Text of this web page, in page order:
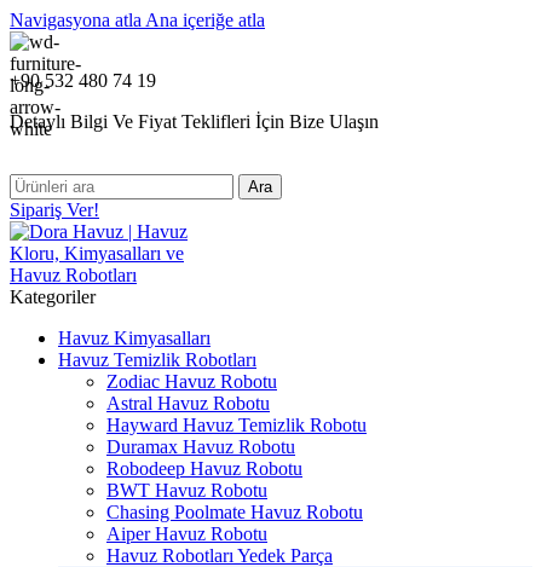
Navigasyona atla Ana içeriğe atla
+90 532 480 74 19
Detaylı Bilgi Ve Fiyat Teklifleri İçin Bize Ulaşın
Ara
Sipariş Ver!
Kategoriler
Havuz Kimyasalları
Havuz Temizlik Robotları
Zodiac Havuz Robotu
Astral Havuz Robotu
Hayward Havuz Temizlik Robotu
Duramax Havuz Robotu
Robodeep Havuz Robotu
BWT Havuz Robotu
Chasing Poolmate Havuz Robotu
Aiper Havuz Robotu
Havuz Robotları Yedek Parça